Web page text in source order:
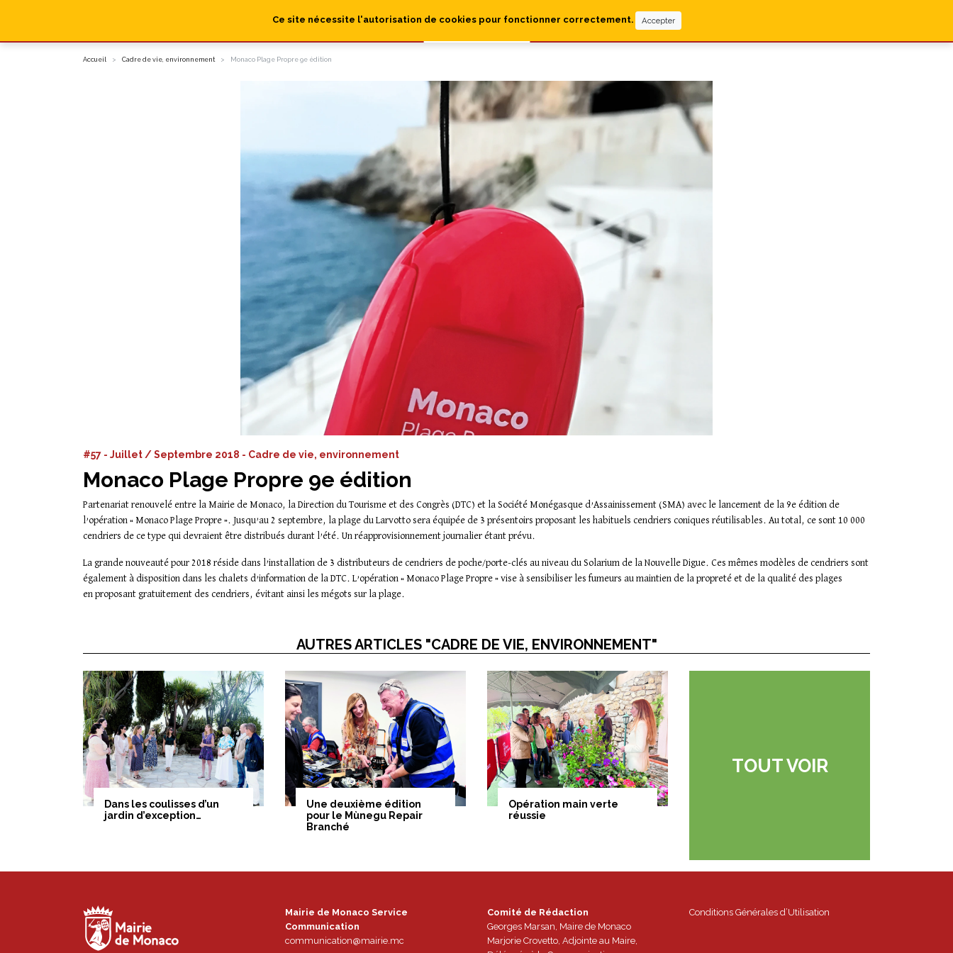
Accueil Cadre de vie, environnement Monaco Plage Propre 9e édition
#57 - Juillet / Septembre 2018 - Cadre de vie, environnement
Monaco Plage Propre 9e édition
Partenariat renouvelé entre la Mairie de Monaco, la Direction du Tourisme et des Congrès (DTC) et la Société Monégasque d’Assainissement (SMA) avec le lancement de la 9e édition de
l’opération « Monaco Plage Propre ». Jusqu’au 2 septembre, la plage du Larvotto sera équipée de 3 présentoirs proposant les habituels cendriers coniques réutilisables. Au total, ce sont 10 000
cendriers de ce type qui devraient être distribués durant l’été. Un réapprovisionnement journalier étant prévu.
La grande nouveauté pour 2018 réside dans l’installation de 3 distributeurs de cendriers de poche/porte-clés au niveau du Solarium de la Nouvelle Digue. Ces mêmes modèles de cendriers sont
également à disposition dans les chalets d’information de la DTC. L’opération « Monaco Plage Propre » vise à sensibiliser les fumeurs au maintien de la propreté et de la qualité des plages
en proposant gratuitement des cendriers, évitant ainsi les mégots sur la plage.
AUTRES ARTICLES "CADRE DE VIE, ENVIRONNEMENT"
Dans les coulisses d’un
jardin d’exception…
Une deuxième édition
pour le Mùnegu Repair
Branché
Opération main verte
réussie
TOUT VOIR
Mairie de Monaco Service
Communication
communication@mairie.mc
Comité de Rédaction
Georges Marsan, Maire de Monaco
Marjorie Crovetto, Adjointe au Maire,
Conditions Générales d’Utilisation
Ce site nécessite l'autorisation de cookies pour fonctionner correctement. Accepter